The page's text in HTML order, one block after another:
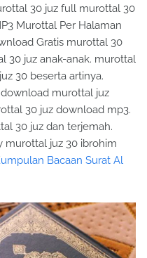
30 juz full murottal 30
Murottal Per Halaman
Gratis murottal 30
30 juz anak-anak. murottal
30 beserta artinya.
murottal juz
30 juz download mp3.
30 juz dan terjemah.
murottal juz 30 ibrohim
Bacaan Surat Al